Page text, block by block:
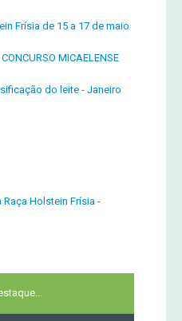
Frísia de 15 a 17 de maio
MICAELENSE
do leite - Janeiro
Holstein Frísia -